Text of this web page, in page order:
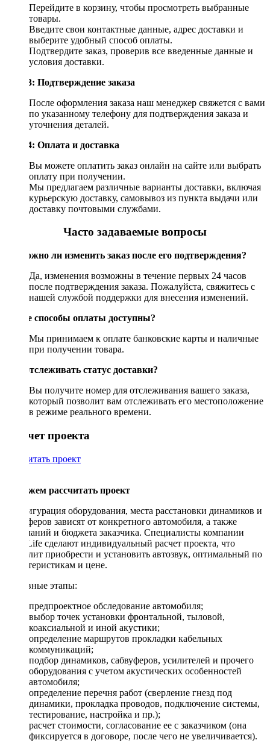
Перейдите в корзину, чтобы просмотреть выбранные
товары.
Введите свои контактные данные, адрес доставки и
выберите удобный способ оплаты.
Подтвердите заказ, проверив все введенные данные и
условия доставки.
Шаг 3: Подтверждение заказа
После оформления заказа наш менеджер свяжется с вами
по указанному телефону для подтверждения заказа и
уточнения деталей.
Шаг 4: Оплата и доставка
Вы можете оплатить заказ онлайн на сайте или выбрать
оплату при получении.
Мы предлагаем различные варианты доставки, включая
курьерскую доставку, самовывоз из пункта выдачи или
доставку почтовыми службами.
Часто задаваемые вопросы
Возможно ли изменить заказ после его подтверждения?
Да, изменения возможны в течение первых 24 часов
после подтверждения заказа. Пожалуйста, свяжитесь с
нашей службой поддержки для внесения изменений.
Какие способы оплаты доступны?
Мы принимаем к оплате банковские карты и наличные
при получении товара.
Как отслеживать статус доставки?
Вы получите номер для отслеживания вашего заказа,
который позволит вам отслеживать его местоположение
в режиме реального времени.
Рассчет проекта
Рассчитать проект
Поможем рассчитать проект
Конфигурация оборудования, места расстановки динамиков и
сабвуферов зависят от конкретного автомобиля, а также
пожеланий и бюджета заказчика. Специалисты компании
DriveLife сделают индивидуальный расчет проекта, что
позволит приобрести и установить автозвук, оптимальный по
характеристикам и цене.
Основные этапы:
предпроектное обследование автомобиля;
выбор точек установки фронтальной, тыловой,
коаксиальной и иной акустики;
определение маршрутов прокладки кабельных
коммуникаций;
подбор динамиков, сабвуферов, усилителей и прочего
оборудования с учетом акустических особенностей
автомобиля;
определение перечня работ (сверление гнезд под
динамики, прокладка проводов, подключение системы,
тестирование, настройка и пр.);
расчет стоимости, согласование ее с заказчиком (она
фиксируется в договоре, после чего не увеличивается).